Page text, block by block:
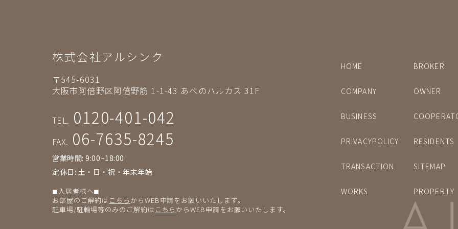
株式会社アルシンク
〒545-6031
大阪市阿倍野区阿倍野筋 1-1-43 あべのハルカス 31F
TEL. 0120-401-042
FAX. 06-7635-8245
営業時間: 9:00~18:00
定休日: 土・日・祝・年末年始
◼︎入居者様へ◼︎
お部屋のご解約は こちら からWEB申請をお願いいたします。
駐車場/駐輪場等のみのご解約は こちら からWEB申請をお願いいたします。
HOME BROKER
COMPANY OWNER
BUSINESS
PRIVACYPOLICY RESIDENTS
TRANSACTION SITEMAP
WORKS PROPERTY